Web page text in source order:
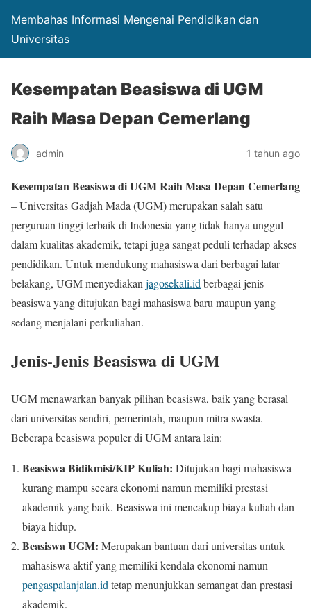
Membahas Informasi Mengenai Pendidikan dan
Universitas
Kesempatan Beasiswa di UGM
Raih Masa Depan Cemerlang
admin 1 tahun ago
Kesempatan Beasiswa di UGM Raih Masa Depan Cemerlang
– Universitas Gadjah Mada (UGM) merupakan salah satu
perguruan tinggi terbaik di Indonesia yang tidak hanya unggul
dalam kualitas akademik, tetapi juga sangat peduli terhadap akses
pendidikan. Untuk mendukung mahasiswa dari berbagai latar
belakang, UGM menyediakan jagosekali.id berbagai jenis
beasiswa yang ditujukan bagi mahasiswa baru maupun yang
sedang menjalani perkuliahan.
Jenis-Jenis Beasiswa di UGM
UGM menawarkan banyak pilihan beasiswa, baik yang berasal
dari universitas sendiri, pemerintah, maupun mitra swasta.
Beberapa beasiswa populer di UGM antara lain:
Beasiswa Bidikmisi/KIP Kuliah: Ditujukan bagi mahasiswa
kurang mampu secara ekonomi namun memiliki prestasi
akademik yang baik. Beasiswa ini mencakup biaya kuliah dan
biaya hidup.
Beasiswa UGM: Merupakan bantuan dari universitas untuk
mahasiswa aktif yang memiliki kendala ekonomi namun
pengaspalanjalan.id tetap menunjukkan semangat dan prestasi
akademik.